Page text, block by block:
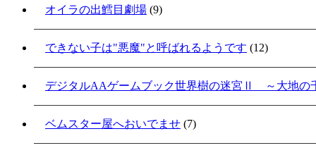
オイラの出鱈目劇場 (9)
できない子は"悪魔"と呼ばれるようです (12)
デジタルAAゲームブック世界樹の迷宮Ⅱ ～大地の
ベムスター屋へおいでませ (7)